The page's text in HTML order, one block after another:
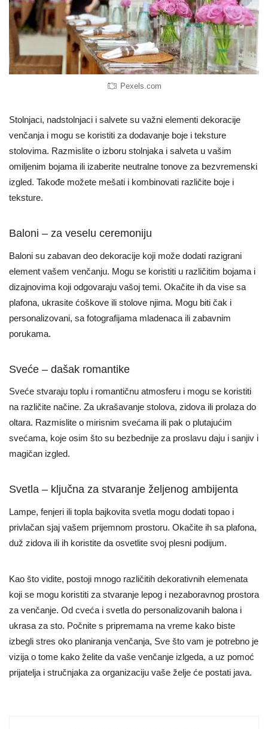
Pexels.com
Stolnjaci, nadstolnjaci i salvete su važni elementi dekoracije
venčanja i mogu se koristiti za dodavanje boje i teksture
stolovima. Razmislite o izboru stolnjaka i salveta u vašim
omiljenim bojama ili izaberite neutralne tonove za bezvremenski
izgled. Takođe možete mešati i kombinovati različite boje i
teksture.
Baloni – za veselu ceremoniju
Baloni su zabavan deo dekoracije koji može dodati razigrani
element vašem venčanju. Mogu se koristiti u različitim bojama i
dizajnovima koji odgovaraju vašoj temi. Okačite ih da vise sa
plafona, ukrasite ćoškove ili stolove njima. Mogu biti čak i
personalizovani, sa fotografijama mladenaca ili zabavnim
porukama.
Sveće – dašak romantike
Sveće stvaraju toplu i romantičnu atmosferu i mogu se koristiti
na različite načine. Za ukrašavanje stolova, zidova ili prolaza do
oltara. Razmislite o mirisnim svećama ili pak o plutajućim
svećama, koje osim što su bezbednije za proslavu daju i sanjiv i
magičan izgled.
Svetla – ključna za stvaranje željenog ambijenta
Lampe, fenjeri ili topla bajkovita svetla mogu dodati topao i
privlačan sjaj vašem prijemnom prostoru. Okačite ih sa plafona,
duž zidova ili ih koristite da osvetlite svoj plesni podijum.
Kao što vidite, postoji mnogo različitih dekorativnih elemenata
koji se mogu koristiti za stvaranje lepog i nezaboravnog prostora
za venčanje. Od cveća i svetla do personalizovanih balona i
ukrasa za sto. Počnite s pripremama na vreme kako biste
izbegli stres oko planiranja venčanja, Sve što vam je potrebno je
vizija o tome kako želite da vaše venčanje izlgeda, a uz pomoć
prijatelja i stručnjaka za organizaciju vaše želje će postati java.